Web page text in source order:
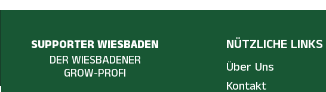
SUPPORTER WIESBADEN
DER WIESBADENER
GROW-PROFI
NÜTZLICHE LINKS
Über Uns
Kontakt